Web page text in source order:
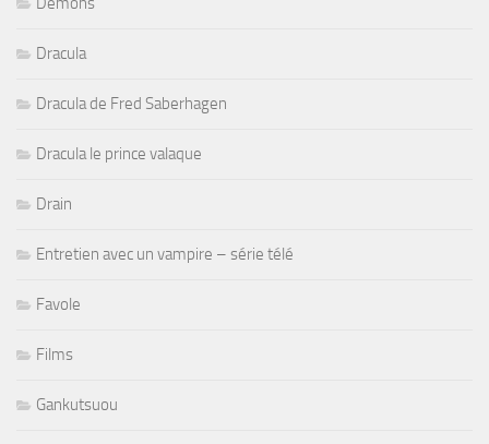
Dracula
Dracula de Fred Saberhagen
Dracula le prince valaque
Drain
Entretien avec un vampire – série télé
Favole
Films
Gankutsuou